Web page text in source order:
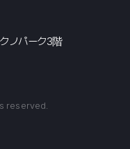
ノパーク3階
reserved.